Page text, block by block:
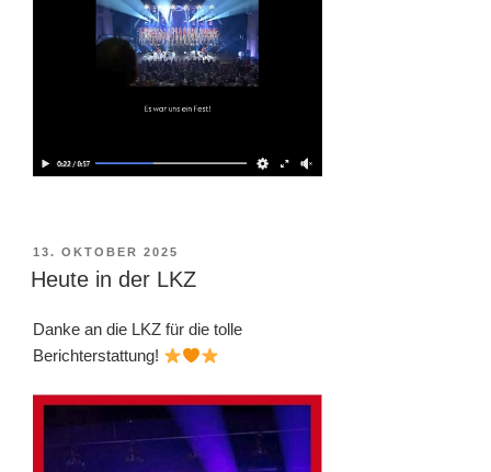
VERÖFFENTLICHT
AM
13. OKTOBER 2025
Heute in der LKZ
Danke an die LKZ für die tolle
Berichterstattung!